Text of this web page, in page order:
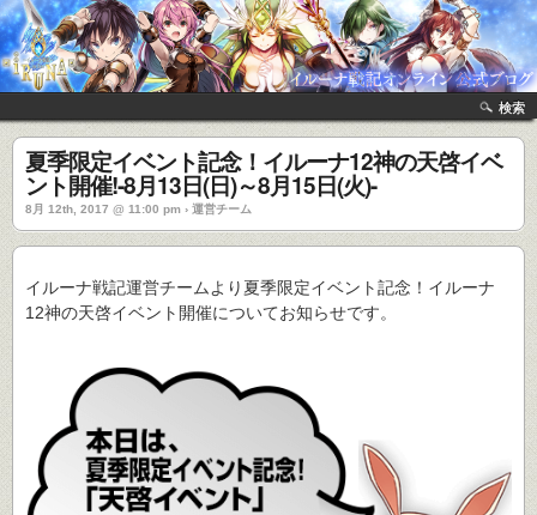
検索
夏季限定イベント記念！イルーナ12神の天啓イベ
ント開催!-8月13日(日)～8月15日(火)-
8月 12th, 2017 @ 11:00 pm › 運営チーム
イルーナ戦記運営チームより夏季限定イベント記念！イルーナ
12神の天啓イベント開催についてお知らせです。